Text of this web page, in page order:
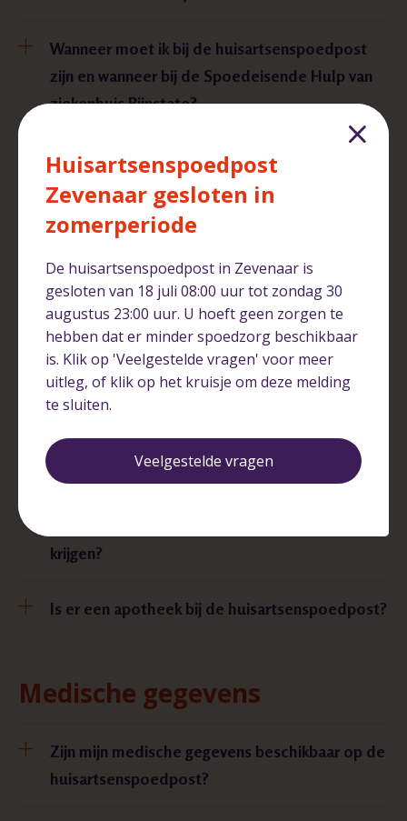
Wanneer moet ik bij de huisartsenspoedpost
zijn en wanneer bij de Spoedeisende Hulp van
ziekenhuis Rijnstate?
Met wie werken we samen in Arnhem en
omgeving?
Verwijzing
De huisarts verwijst mij door naar een andere
zorginstelling. Mag ik een voorkeur aangeven?
Medicijnen
krijgen?
Is er een apotheek bij de huisartsenspoedpost?
Medische gegevens
Zijn mijn medische gegevens beschikbaar op de
huisartsenspoedpost?
Huisartsenspoedpost
Zevenaar gesloten in
zomerperiode
De huisartsenspoedpost in Zevenaar is
gesloten van 18 juli 08:00 uur tot zondag 30
augustus 23:00 uur. U hoeft geen zorgen te
hebben dat er minder spoedzorg beschikbaar
is. Klik op 'Veelgestelde vragen' voor meer
uitleg, of klik op het kruisje om deze melding
te sluiten.
Veelgestelde vragen